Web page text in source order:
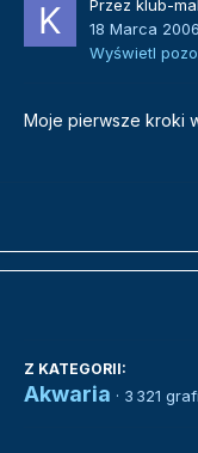
Przez klub-
18 Marca 2006
Wyświetl
Moje pierwsze kroki
Z KATEGORII:
Akwaria · 3 321